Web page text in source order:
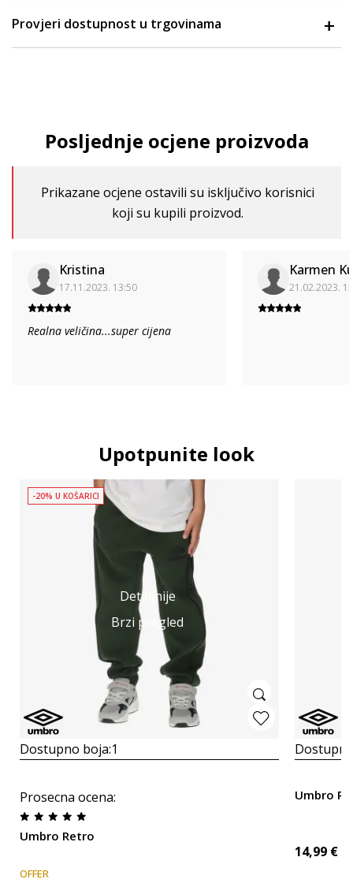
Provjeri dostupnost u trgovinama
Posljednje ocjene proizvoda
Prikazane ocjene ostavili su isključivo korisnici
koji su kupili proizvod.
Kristina
17.11.2023. 13:50
Realna veličina...super cijena
Karmen
21.02.2023.
Upotpunite look
Detaljnije
Brzi pregled
-20% U KOŠARICI
Dostupno boja:1
Prosecna ocena:
Umbro Retro
OFFER
Umbro
14,99 €